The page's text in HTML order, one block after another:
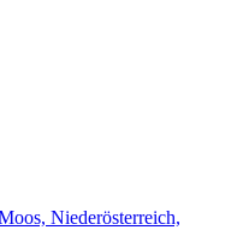
Niederösterreich,